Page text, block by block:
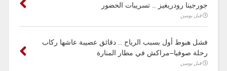
جورجينا رودريغيز .. تسريبات الحضور
قبل يومين
فشل هبوط أول بسبب الرياح .. دقائق عصيبة عاشها ركاب
رحلة صوفيا–مراكش في مطار المنارة
قبل يومين